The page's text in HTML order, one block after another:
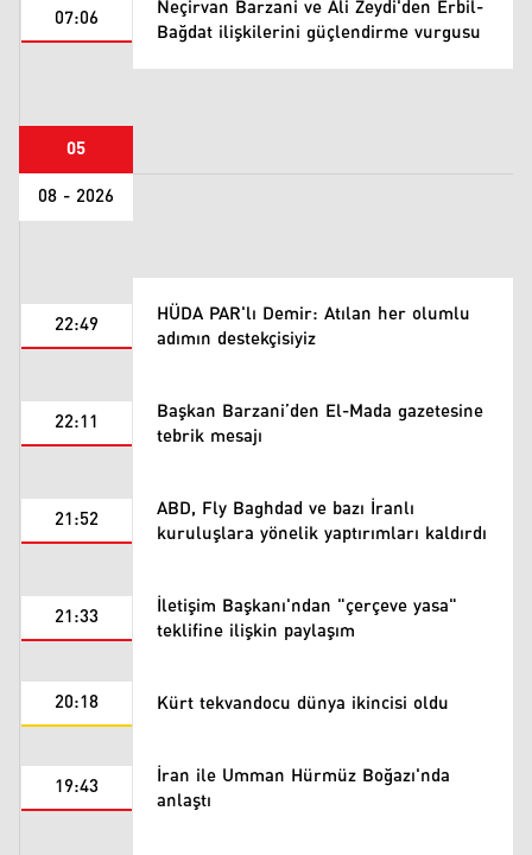
07:06 Neçirvan Barzani ve Ali Zeydi'den Erbil-
Bağdat ilişkilerini güçlendirme vurgusu
05
08 - 2026
22:49 HÜDA PAR'lı Demir: Atılan her olumlu
adımın destekçisiyiz
22:11 Başkan Barzani’den El-Mada gazetesine
tebrik mesajı
21:52 ABD, Fly Baghdad ve bazı İranlı
kuruluşlara yönelik yaptırımları kaldırdı
21:33 İletişim Başkanı'ndan "çerçeve yasa"
teklifine ilişkin paylaşım
20:18 Kürt tekvandocu dünya ikincisi oldu
19:43 İran ile Umman Hürmüz Boğazı'nda
anlaştı